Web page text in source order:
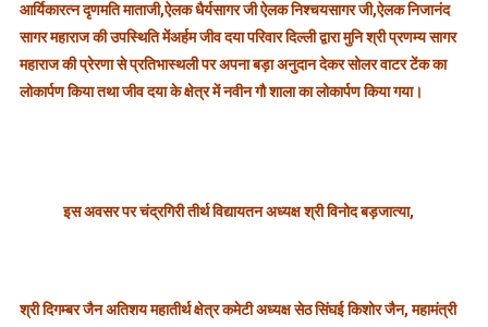
आर्यिकारत्न दृणमति माताजी,ऐलक धैर्यसागर जी ऐलक निश्चयसागर जी,ऐलक निजानंद
सागर महाराज की उपस्थिति मेंअर्हम जीव दया परिवार दिल्ली द्वारा मुनि श्री प्रणम्य सागर
महाराज की प्रेरणा से प्रतिभास्थली पर अपना बड़ा अनुदान देकर सोलर वाटर टेंक का
लोकार्पण किया तथा जीव दया के क्षेत्र में नवीन गौ शाला का लोकार्पण किया गया।
इस अवसर पर चंद्रगिरी तीर्थ विद्यायतन अध्यक्ष श्री विनोद बड़जात्या,
श्री दिगम्बर जैन अतिशय महातीर्थ क्षेत्र कमेटी अध्यक्ष सेठ सिंघई किशोर जैन, महामंत्री